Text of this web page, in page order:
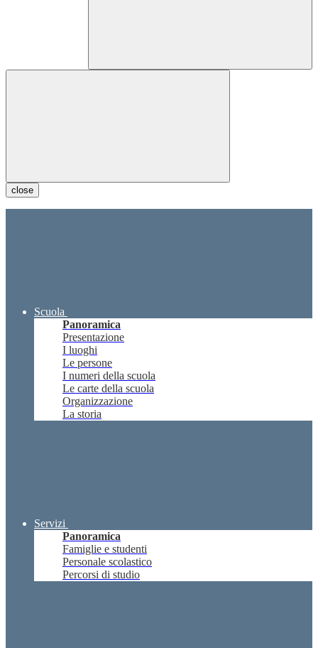
close
Scuola
Panoramica
Presentazione
I luoghi
Le persone
I numeri della scuola
Le carte della scuola
Organizzazione
La storia
Servizi
Panoramica
Famiglie e studenti
Personale scolastico
Percorsi di studio